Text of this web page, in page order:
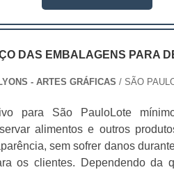
DAS EMBALAGENS PARA
- ARTES GRÁFICAS / SÃO
para São PauloLote
alimentos e outros
sem sofrer danos
os clientes. Dependendo da